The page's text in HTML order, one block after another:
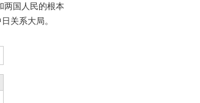
国人民的根本
关系大局。